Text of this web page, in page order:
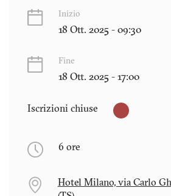
Inizio
18 Ott. 2025 - 09:30
Fine
18 Ott. 2025 - 17:00
Iscrizioni chiuse
6 ore
Hotel Milano, via Carlo